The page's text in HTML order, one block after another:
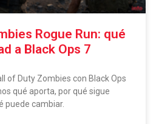
Rogue Run: qué
a Black Ops 7
of Duty Zombies con Black Ops
qué aporta, por qué sigue
puede cambiar.